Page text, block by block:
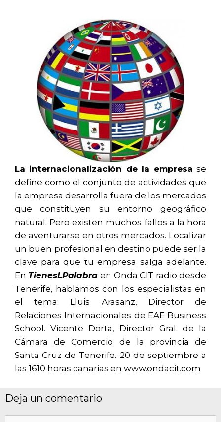
La internacionalización de la empresa se
define como el conjunto de actividades que
la empresa desarrolla fuera de los mercados
que constituyen su entorno geográfico
natural. Pero existen muchos fallos a la hora
de aventurarse en otros mercados. Localizar
un buen profesional en destino puede ser la
clave para que tu empresa salga adelante.
En TienesLPalabra en Onda CIT radio desde
Tenerife, hablamos con los especialistas en
el tema: Lluis Arasanz, Director de
Relaciones Internacionales de EAE Business
School. Vicente Dorta, Director Gral. de la
Cámara de Comercio de la provincia de
Santa Cruz de Tenerife. 20 de septiembre a
las 1610 horas canarias en www.ondacit.com
Deja un comentario